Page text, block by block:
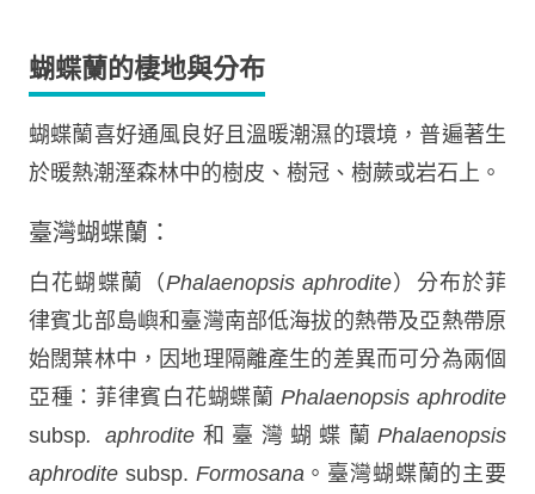
蝴蝶蘭的棲地與分布
蝴蝶蘭喜好通風良好且溫暖潮濕的環境，普遍著生
於暖熱潮溼森林中的樹皮、樹冠、樹蕨或岩石上。
臺灣蝴蝶蘭：
白花蝴蝶蘭（Phalaenopsis aphrodite）分布於菲
律賓北部島嶼和臺灣南部低海拔的熱帶及亞熱帶原
始闊葉林中，因地理隔離產生的差異而可分為兩個
亞種：菲律賓白花蝴蝶蘭Phalaenopsis aphrodite
subsp. aphrodite 和臺灣蝴蝶蘭 Phalaenopsis
aphrodite subsp. Formosana。臺灣蝴蝶蘭的主要